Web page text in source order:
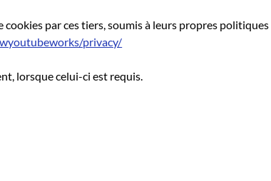
par ces tiers, soumis à leurs propres politiques
privacy/
lorsque celui-ci est requis.